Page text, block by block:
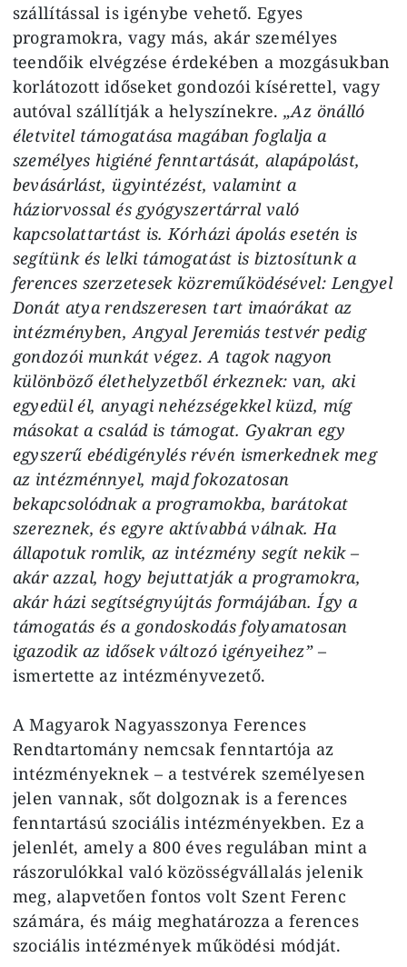
szállítással is igénybe vehető. Egyes
programokra, vagy más, akár személyes
teendőik elvégzése érdekében a mozgásukban
korlátozott időseket gondozói kísérettel, vagy
autóval szállítják a helyszínekre.„Az önálló
életvitel támogatása magában foglalja a
személyes higiéné fenntartását, alapápolást,
bevásárlást, ügyintézést, valamint a
háziorvossal és gyógyszertárral való
kapcsolattartást is. Kórházi ápolás esetén is
segítünk és lelki támogatást is biztosítunk a
ferences szerzetesek közreműködésével: Lengyel
Donát atya rendszeresen tart imaórákat az
intézményben, Angyal Jeremiás testvér pedig
gondozói munkát végez. A tagok nagyon
különböző élethelyzetből érkeznek: van, aki
egyedül él, anyagi nehézségekkel küzd, míg
másokat a család is támogat. Gyakran egy
egyszerű ebédigénylés révén ismerkednek meg
az intézménnyel, majd fokozatosan
bekapcsolódnak a programokba, barátokat
szereznek, és egyre aktívabbá válnak. Ha
állapotuk romlik, az intézmény segít nekik –
akár azzal, hogy bejuttatják a programokra,
akár házi segítségnyújtás formájában. Így a
támogatás és a gondoskodás folyamatosan
igazodik az idősek változó igényeihez”–
ismertette az intézményvezető.
A Magyarok Nagyasszonya Ferences
Rendtartomány nemcsak fenntartója az
intézményeknek – a testvérek személyesen
jelen vannak, sőt dolgoznak is a ferences
fenntartású szociális intézményekben. Ez a
jelenlét, amely a 800 éves regulában mint a
rászorulókkal való közösségvállalás jelenik
meg, alapvetően fontos volt Szent Ferenc
számára, és máig meghatározza a ferences
szociális intézmények működési módját.